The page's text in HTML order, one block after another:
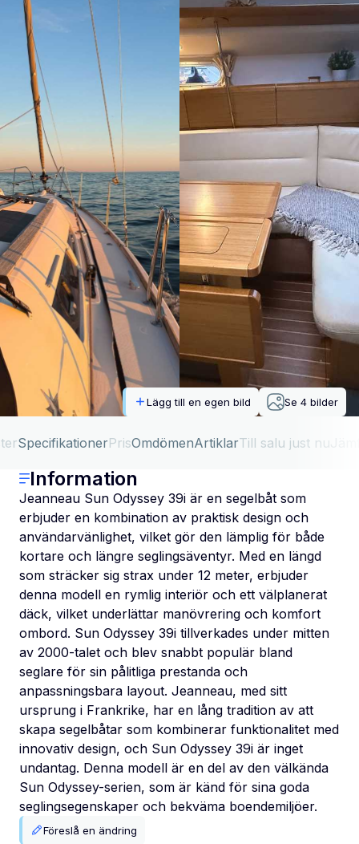
Lägg till en egen bild Se 4 bilder
SpecifikationerPrisOmdömenArtiklarTill salu just nu
Information
Jeanneau Sun Odyssey 39i är en segelbåt som
erbjuder en kombination av praktisk design och
användarvänlighet, vilket gör den lämplig för både
kortare och längre seglingsäventyr. Med en längd
som sträcker sig strax under 12 meter, erbjuder
denna modell en rymlig interiör och ett välplanerat
däck, vilket underlättar manövrering och komfort
ombord. Sun Odyssey 39i tillverkades under mitten
av 2000-talet och blev snabbt populär bland
seglare för sin pålitliga prestanda och
anpassningsbara layout. Jeanneau, med sitt
ursprung i Frankrike, har en lång tradition av att
skapa segelbåtar som kombinerar funktionalitet med
innovativ design, och Sun Odyssey 39i är inget
undantag. Denna modell är en del av den välkända
Sun Odyssey-serien, som är känd för sina goda
seglingsegenskaper och bekväma boendemiljöer.
Föreslå en ändring